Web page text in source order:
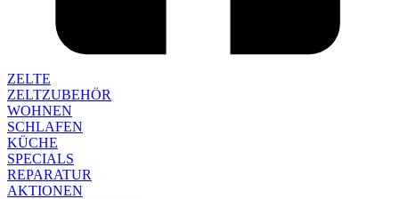
ZELTE
ZELTZUBEHÖR
WOHNEN
SCHLAFEN
KÜCHE
SPECIALS
REPARATUR
AKTIONEN